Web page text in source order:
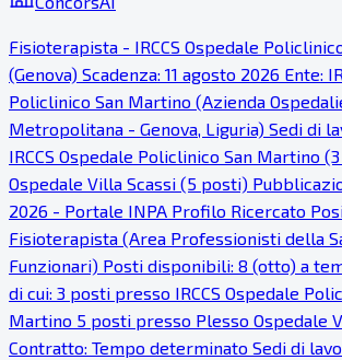
Fisioterapista - IRCCS Ospedale
(Genova) Scadenza: 11 agosto 2026 Ente:
Policlinico San Martino (Azienda
Metropolitana - Genova, Liguria) Sedi di
IRCCS Ospedale Policlinico San Martino
Ospedale Villa Scassi (5 posti)
2026 - Portale INPA Profilo Ricercato
Fisioterapista (Area Professionisti della
Funzionari) Posti disponibili: 8 (otto) a
di cui: 3 posti presso IRCCS Ospedale
Martino 5 posti presso Plesso Ospedale
Contratto: Tempo determinato Sedi di